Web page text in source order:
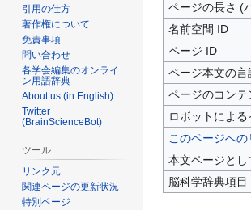
ョ
ン
移
動
ページの長さ (
名前空間 ID
ページ ID
ページ本文の言
ページのコンテ
ロボットによ
このページへ
本文ページとし
脳科学辞典項目
引用の仕方
著作権について
免責事項
問い合わせ
各学会編集のオンライ
ン用語辞典
About us (in English)
Twitter
(BrainScienceBot)
ツール
リンク元
関連ページの更新状況
特別ページ